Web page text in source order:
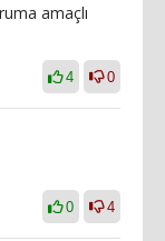
amaçlı
4 0
0 4